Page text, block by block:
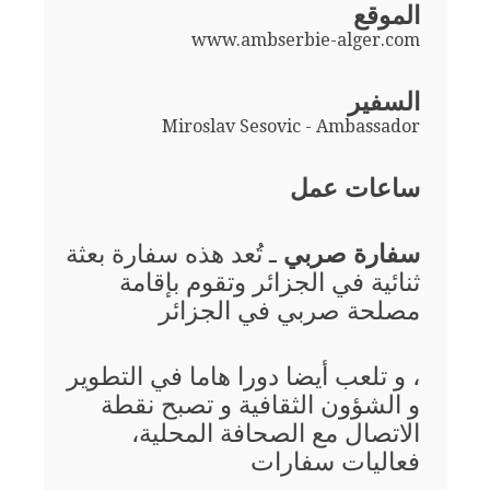
الموقع
www.ambserbie-alger.com
السفير
Miroslav Sesovic - Ambassador
ساعات عمل
سفارة صربي ـ تُعد هذه سفارة بعثة
ثنائية في الجزائر وتقوم بإقامة
مصلحة صربي في الجزائر
، و تلعب أيضا دورا هاما في التطوير
و الشؤون الثقافية و تصبح نقطة
الاتصال مع الصحافة المحلية،
فعاليات سفارات